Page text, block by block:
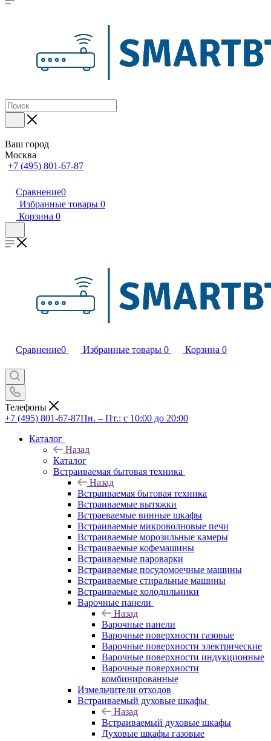
Ваш город
Москва
+7 (495) 801-67-87
Сравнение0
Избранные товары 0
Корзина 0
Сравнение0 Избранные товары 0 Корзина 0
Телефоны
+7 (495) 801-67-87Пн. – Пт.: с 10:00 до 20:00
Каталог
Назад
Каталог
Встраиваемая бытовая техника
Назад
Встраиваемая бытовая техника
Встраиваемые вытяжки
Встраеваемые винные шкафы
Встраиваемые микроволновые печи
Встраиваемые морозильные камеры
Встраиваемые кофемашины
Встраиваемые пароварки
Встраиваемые посудомоечные машины
Встраиваемые стиральные машины
Встраиваемые холодильники
Варочные панели
Назад
Варочные панели
Варочные поверхности газовые
Варочные поверхности электрические
Варочные поверхности индукционные
Варочные поверхности
комбинированные
Измельчители отходов
Встраиваемый духовые шкафы
Назад
Встраиваемый духовые шкафы
Духовые шкафы газовые